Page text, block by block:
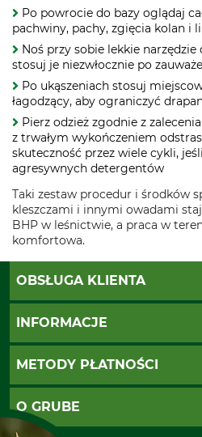
Po powrocie do bazy oglądaj
pachwiny, pachy, zgięcia kolan i
Noś przy sobie lekkie narzędzie
stosuj je niezwłocznie po
Po ukąszeniach stosuj
łagodzący, aby ograniczyć
Pierz odzież zgodnie z
z trwałym wykończeniem
skuteczność przez wiele cykli,
agresywnych detergentów
Taki zestaw procedur i środków
kleszczami i innymi owadami
BHP w leśnictwie, a praca w
komfortowa.
OBSŁUGA KLIENTA
Katalogi Grube
Ustawienia plików cookie
INFORMACJE
Koszty dostawy
Regulamin sklepu
METODY PŁATNOŚCI
PayU
Za pobraniem (z dopłatą)
O GRUBE